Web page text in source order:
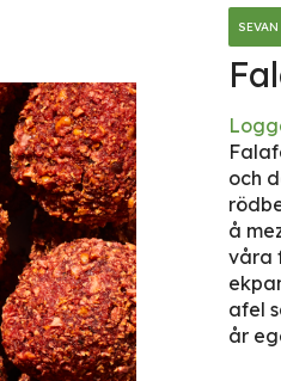
och
å
våra
afel
år
SEVAN